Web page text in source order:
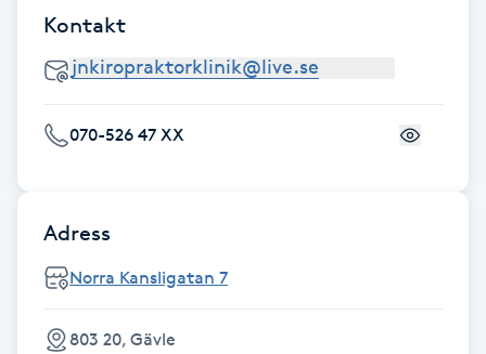
Fillers
Fotmassage
Fotsvamp
Fotvård
Fransar
Kontakt
070-526 47 XX
Adress
Norra Kansligatan 7
803 20, Gävle